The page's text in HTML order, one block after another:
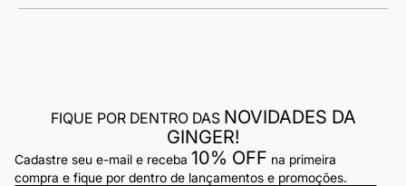
FIQUE POR DENTRO DAS NOVIDADES DA
GINGER!
Cadastre seu e-mail e receba 10% OFF na primeira
compra e fique por dentro de lançamentos e promoções.